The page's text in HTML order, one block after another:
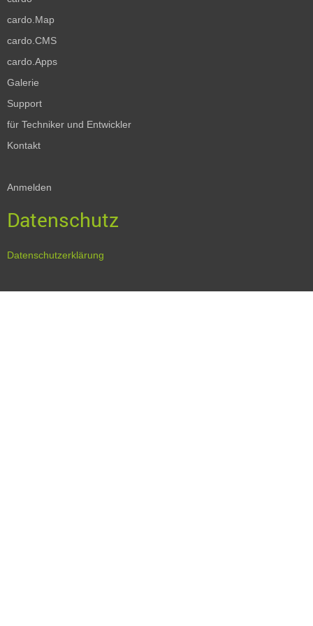
cardo.Map
cardo.CMS
cardo.Apps
Galerie
Support
für Techniker und Entwickler
Kontakt
Anmelden
Datenschutz
Datenschutzerklärung